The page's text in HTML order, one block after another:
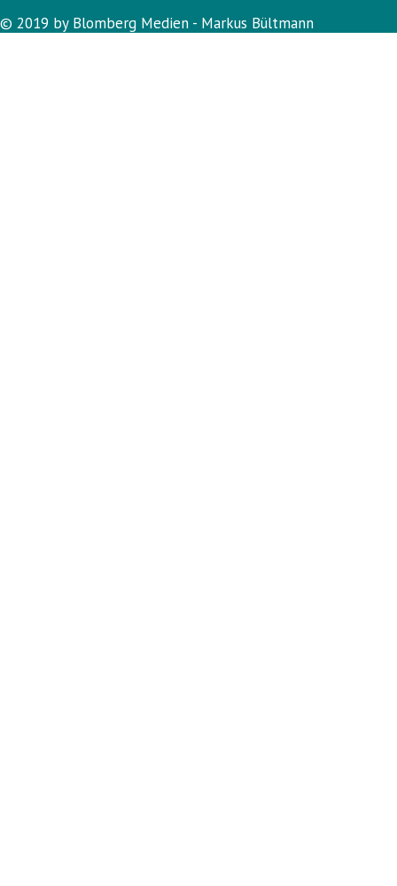
© 2019 by Blomberg Medien - Markus Bültmann